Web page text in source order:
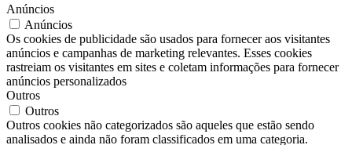
Anúncios
Anúncios
Os cookies de publicidade são usados para fornecer aos visitantes
anúncios e campanhas de marketing relevantes. Esses cookies
rastreiam os visitantes em sites e coletam informações para fornecer
anúncios personalizados
Outros
Outros
Outros cookies não categorizados são aqueles que estão sendo
analisados e ainda não foram classificados em uma categoria.